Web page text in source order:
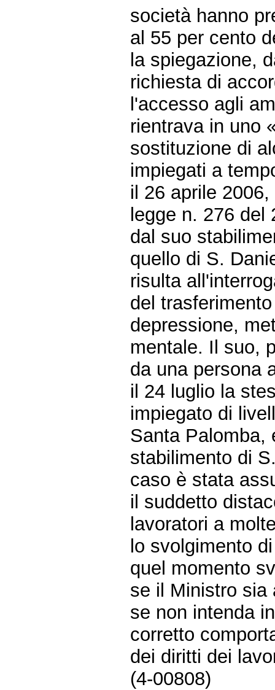
società hanno
al 55 per cento
la spiegazione,
richiesta di
l'accesso agli
rientrava in uno
sostituzione di
impiegati a
il 26 aprile
legge n. 276 del
dal suo
quello di S.
risulta
del
depressione,
mentale. Il suo,
da una persona
il 24 luglio la
impiegato di
Santa Palomba,
stabilimento di
caso è stata
il suddetto
lavoratori a
lo svolgimento
quel momento
se il Ministro sia
se non intenda
corretto
dei diritti dei
(4-00808)